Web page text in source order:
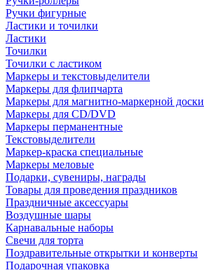
Ручки фигурные
Ластики и точилки
Ластики
Точилки
Точилки с ластиком
Маркеры и текстовыделители
Маркеры для флипчарта
Маркеры для магнитно-маркерной доски
Маркеры для CD/DVD
Маркеры перманентные
Текстовыделители
Маркер-краска специальные
Маркеры меловые
Подарки, сувениры, награды
Товары для проведения праздников
Праздничные аксессуары
Воздушные шары
Карнавальные наборы
Свечи для торта
Поздравительные открытки и конверты
Подарочная упаковка